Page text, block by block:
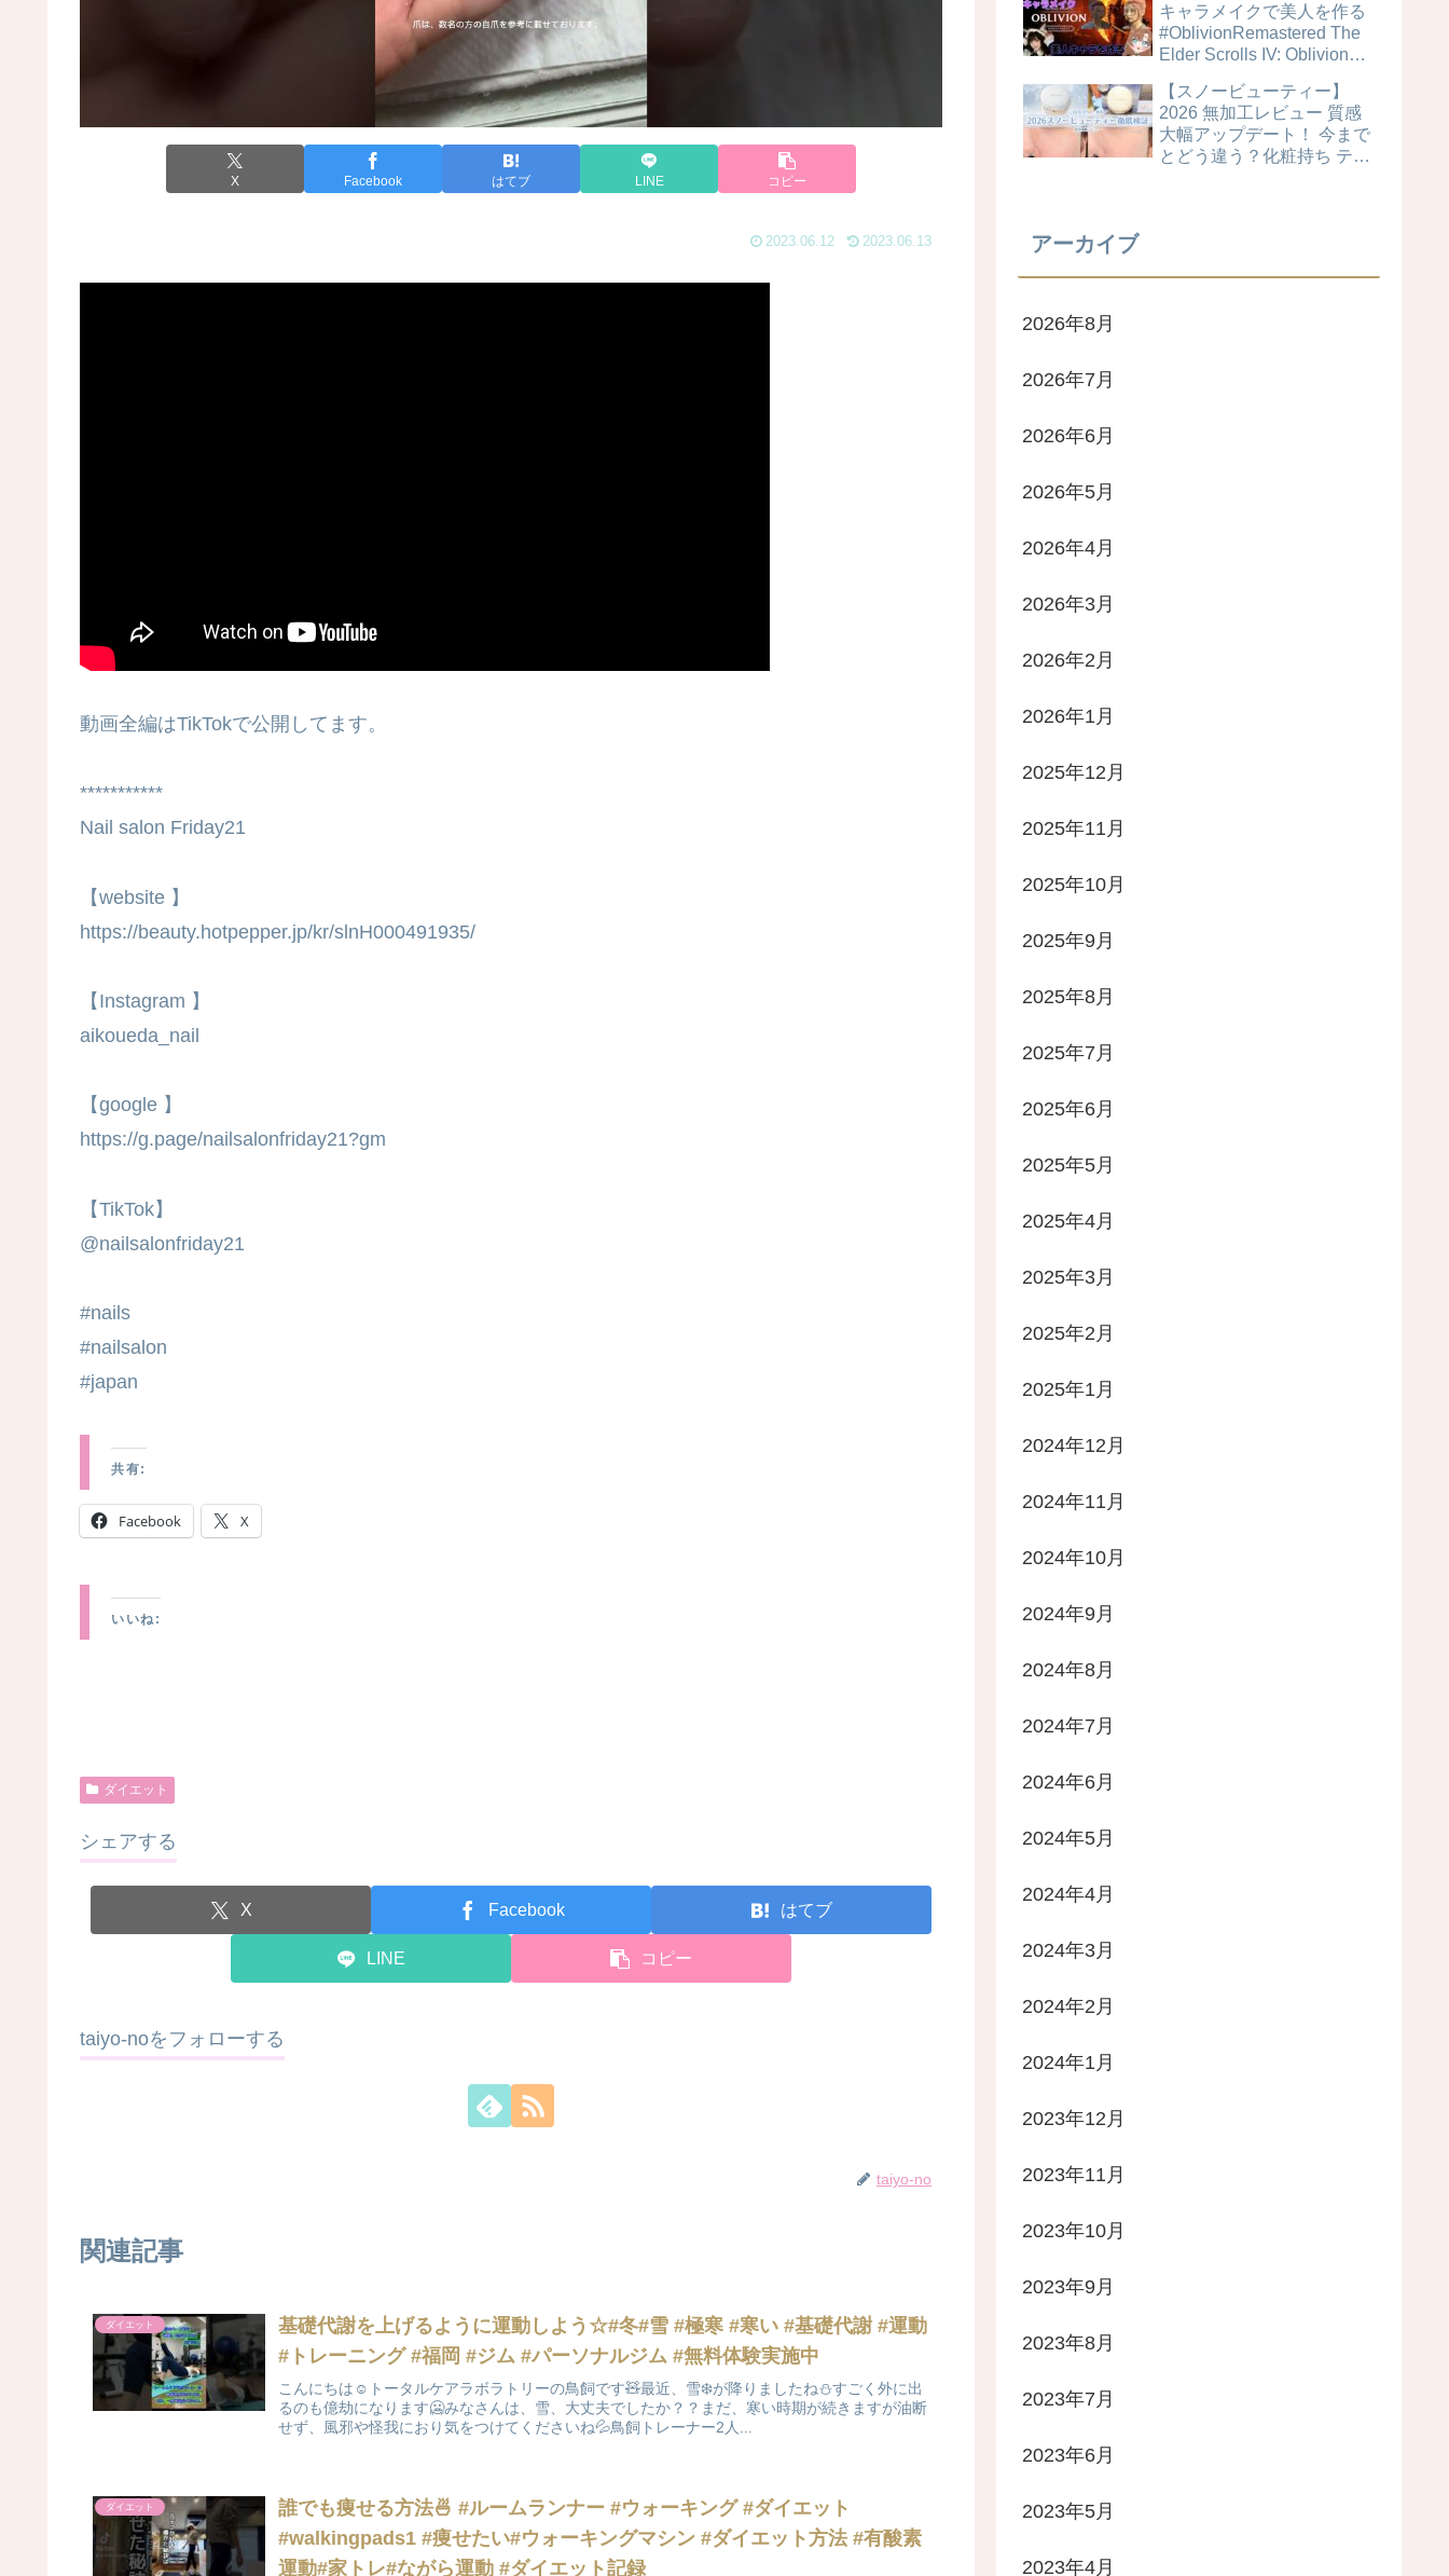
X Facebook はてブ LINE コピー
2023.06.12 2023.06.13
動画全編はTikTokで公開してます。
***********
Nail salon Friday21
【website 】
https://beauty.hotpepper.jp/kr/slnH000491935/
【Instagram 】
aikoueda_nail
【google 】
https://g.page/nailsalonfriday21?gm
【TikTok】
@nailsalonfriday21
#nails
#nailsalon
#japan
共有:
Facebook X
いいね:
ダイエット
シェアする
X Facebook はてブ
LINE コピー
taiyo-noをフォローする
taiyo-no
関連記事
ダイエット
基礎代謝を上げるように運動しよう☆#冬#雪 #極寒 #寒い #基礎代謝 #運動
#トレーニング #福岡 #ジム #パーソナルジム #無料体験実施中
こんにちは☺️トータルケアラボラトリーの鳥飼です🧸最近、雪❄️が降りましたね⛄️すごく外に出
るのも億劫になります🥶みなさんは、雪、大丈夫でしたか？？まだ、寒い時期が続きますが油断
せず、風邪や怪我におり気をつけてくださいね💦鳥飼トレーナー2人...
ダイエット
誰でも痩せる方法🍜 #ルームランナー #ウォーキング #ダイエット
#walkingpads1 #痩せたい#ウォーキングマシン #ダイエット方法 #有酸素
運動#家トレ#ながら運動 #ダイエット記録
キャラメイクで美人を作る
#OblivionRemastered The
Elder Scrolls IV: Oblivion
レシピ
【スノービューティー】
2026 無加工レビュー 質感
大幅アップデート！ 今まで
とどう違う？化粧持ち テカ
アーカイブ
2026年8月
2026年7月
2026年6月
2026年5月
2026年4月
2026年3月
2026年2月
2026年1月
2025年12月
2025年11月
2025年10月
2025年9月
2025年8月
2025年7月
2025年6月
2025年5月
2025年4月
2025年3月
2025年2月
2025年1月
2024年12月
2024年11月
2024年10月
2024年9月
2024年8月
2024年7月
2024年6月
2024年5月
2024年4月
2024年3月
2024年2月
2024年1月
2023年12月
2023年11月
2023年10月
2023年9月
2023年8月
2023年7月
2023年6月
2023年5月
2023年4月